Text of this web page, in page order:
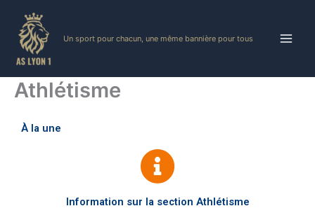
content
Un sport pour chacun, une même bannière pour tous
Athlétisme
À la une
Information sur la section Athlétisme